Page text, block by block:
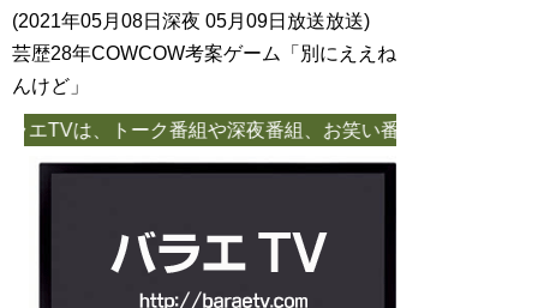
(2021年05月08日深夜 05月09日放送放送)
芸歴28年COWCOW考案ゲーム「別にええね
んけど」